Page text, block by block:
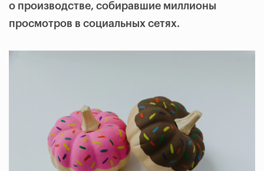
о производстве, собиравшие миллионы
просмотров в социальных сетях.